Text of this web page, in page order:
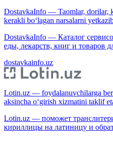
DostavkaInfo — Taomlar, dorilar,
kerakli bo‘lagan narsalarni
DostavkaInfo — Каталог
еды, лекарств, книг и товаров
dostavkainfo.uz
Lotin.uz — foydalanuvchilarga
aksincha o‘girish xizmatini taklif
Lotin.uz — поможет
кириллицы на латиницу и